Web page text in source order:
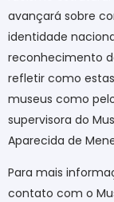
avançará sobre
identidade
reconhecimento
refletir como
museus como
supervisora do
Aparecida de
Para mais
contato com o